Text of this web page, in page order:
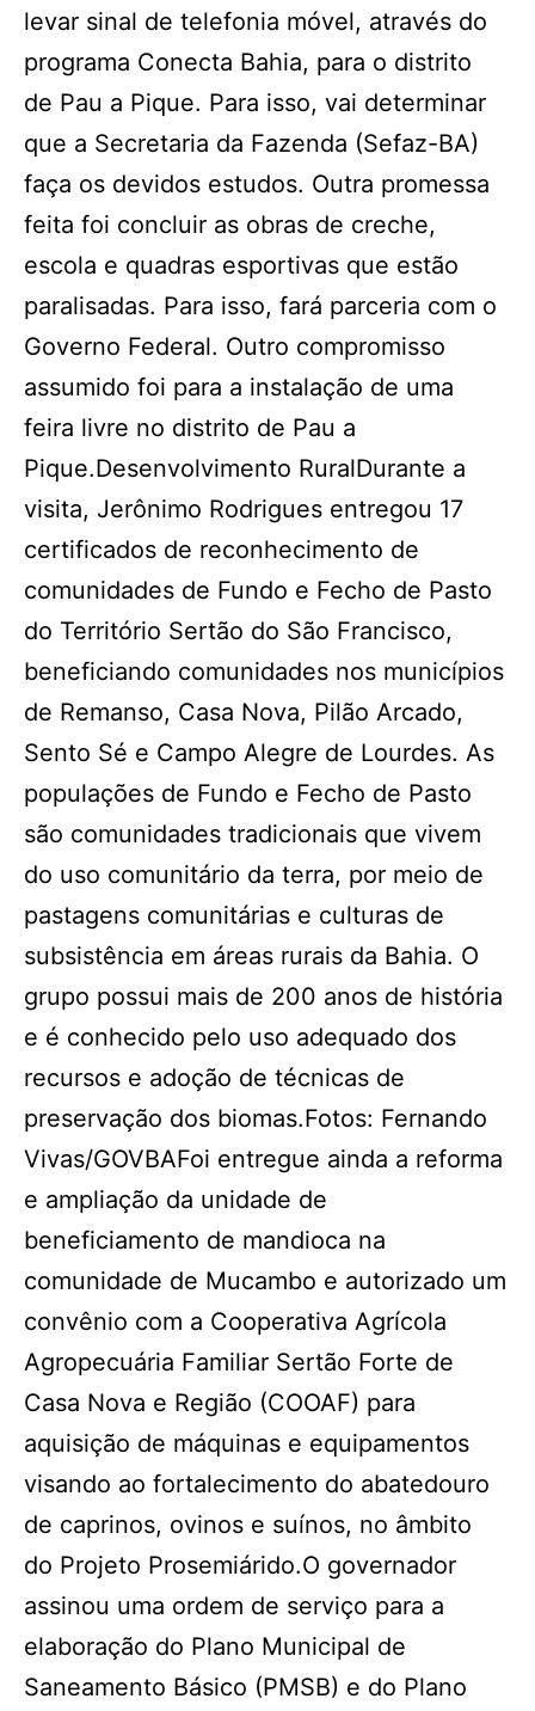
levar sinal de telefonia móvel, através do
programa Conecta Bahia, para o distrito
de Pau a Pique. Para isso, vai determinar
que a Secretaria da Fazenda (Sefaz-BA)
faça os devidos estudos. Outra promessa
feita foi concluir as obras de creche,
escola e quadras esportivas que estão
paralisadas. Para isso, fará parceria com o
Governo Federal. Outro compromisso
assumido foi para a instalação de uma
feira livre no distrito de Pau a
Pique.Desenvolvimento RuralDurante a
visita, Jerônimo Rodrigues entregou 17
certificados de reconhecimento de
comunidades de Fundo e Fecho de Pasto
do Território Sertão do São Francisco,
beneficiando comunidades nos municípios
de Remanso, Casa Nova, Pilão Arcado,
Sento Sé e Campo Alegre de Lourdes. As
populações de Fundo e Fecho de Pasto
são comunidades tradicionais que vivem
do uso comunitário da terra, por meio de
pastagens comunitárias e culturas de
subsistência em áreas rurais da Bahia. O
grupo possui mais de 200 anos de história
e é conhecido pelo uso adequado dos
recursos e adoção de técnicas de
preservação dos biomas.Fotos: Fernando
Vivas/GOVBAFoi entregue ainda a reforma
e ampliação da unidade de
beneficiamento de mandioca na
comunidade de Mucambo e autorizado um
convênio com a Cooperativa Agrícola
Agropecuária Familiar Sertão Forte de
Casa Nova e Região (COOAF) para
aquisição de máquinas e equipamentos
visando ao fortalecimento do abatedouro
de caprinos, ovinos e suínos, no âmbito
do Projeto Prosemiárido.O governador
assinou uma ordem de serviço para a
elaboração do Plano Municipal de
Saneamento Básico (PMSB) e do Plano